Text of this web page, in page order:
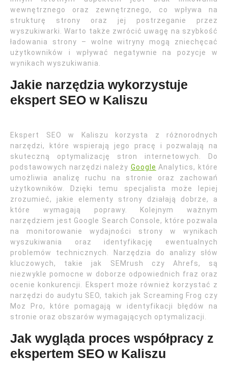
wewnętrznego oraz zewnętrznego, co wpływa na
strukturę strony oraz jej postrzeganie przez
wyszukiwarki. Warto także zwrócić uwagę na szybkość
ładowania strony – wolne witryny mogą zniechęcać
użytkowników i wpływać negatywnie na pozycje w
wynikach wyszukiwania.
Jakie narzędzia wykorzystuje
ekspert SEO w Kaliszu
Ekspert SEO w Kaliszu korzysta z różnorodnych
narzędzi, które wspierają jego pracę i pozwalają na
skuteczną optymalizację stron internetowych. Do
podstawowych narzędzi należy Google Analytics, które
umożliwia analizę ruchu na stronie oraz zachowań
użytkowników. Dzięki temu specjalista może lepiej
zrozumieć, jakie elementy strony działają dobrze, a
które wymagają poprawy. Kolejnym ważnym
narzędziem jest Google Search Console, które pozwala
na monitorowanie wydajności strony w wynikach
wyszukiwania oraz identyfikację ewentualnych
problemów technicznych. Narzędzia do analizy słów
kluczowych, takie jak SEMrush czy Ahrefs, są
niezwykle pomocne w doborze odpowiednich fraz oraz
ocenie konkurencji. Ekspert może również korzystać z
narzędzi do audytu SEO, takich jak Screaming Frog czy
Moz Pro, które pomagają w identyfikacji błędów na
stronie oraz obszarów wymagających optymalizacji.
Jak wygląda proces współpracy z
ekspertem SEO w Kaliszu